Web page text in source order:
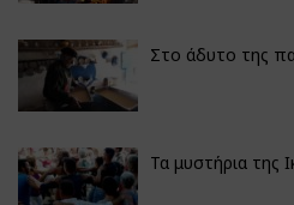
Στο άδυτο της
Τα μυστήρια της